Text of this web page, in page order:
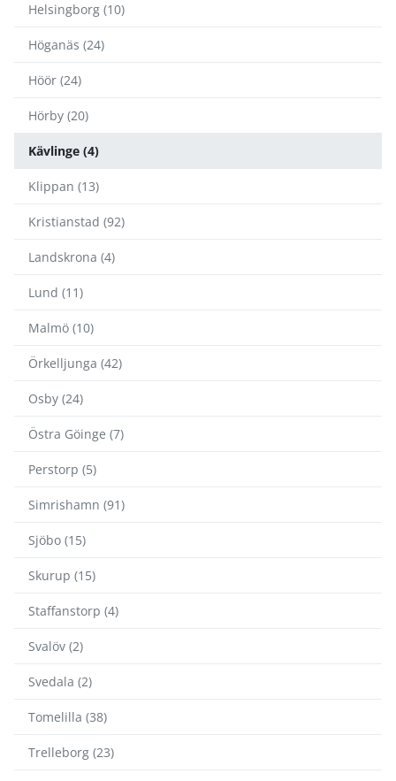
Helsingborg (10)
Höganäs (24)
Höör (24)
Hörby (20)
Kävlinge (4)
Klippan (13)
Kristianstad (92)
Landskrona (4)
Lund (11)
Malmö (10)
Örkelljunga (42)
Osby (24)
Östra Göinge (7)
Perstorp (5)
Simrishamn (91)
Sjöbo (15)
Skurup (15)
Staffanstorp (4)
Svalöv (2)
Svedala (2)
Tomelilla (38)
Trelleborg (23)